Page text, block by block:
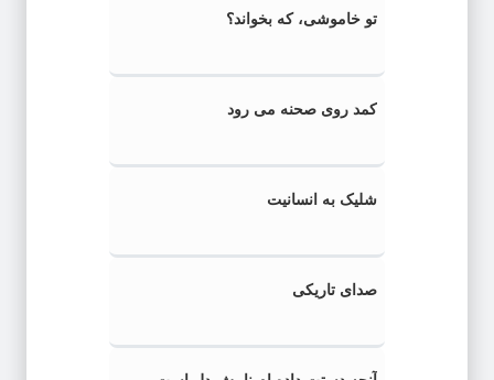
تو خاموشی، که بخواند؟
کمد روی صحنه می رود
شلیک به انسانیت
صدای تاریکی